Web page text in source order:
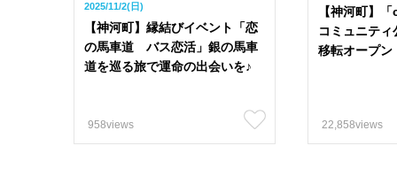
2025/11/2(日)
【神河町】縁結びイベント「恋
の馬車道 バス恋活」銀の馬車
道を巡る旅で運命の出会いを♪
958views
【神河町】
コミュニテ
移転オープン
22,858views